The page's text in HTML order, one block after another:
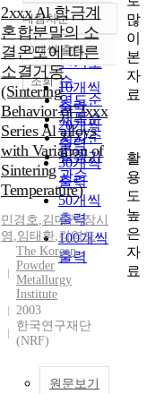
정확도
순
인기도
순
연도순
제목순
저자순
발행기
관순
내림차순
내림차순
10개씩 출력
10개씩
출력
20개씩
출력
30개씩
출력
50개씩
출력
100개씩
출력
조회
2xxx Al 합금계
혼합분말의 소
결온도에 따른
소결거동
(Sintering
Behavior of 2xxx
Series Al alloys
with Variation of
Sintering
Temperature)
민경호,김대건,장시
영 ,임태환,김영도
The Korean
Powder
Metallurgy
Institute
2003
한국연구재단
(NRF)
원문보기
많
이
본
자
료
활
용
도
높
은
자
료